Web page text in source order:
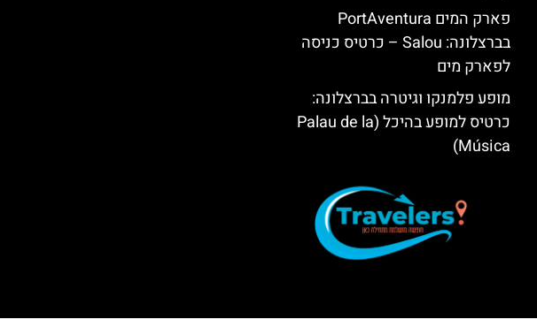
פארק המים PortAventura
בברצלונה: Salou – כרטיס כניסה
לפארק מים
מופע פלמנקו וגיטרה בברצלונה:
כרטיס למופע בהיכל (Palau de la
Música)